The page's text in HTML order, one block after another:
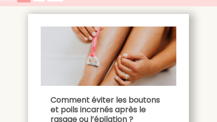
Comment éviter les boutons
et poils incarnés après le
rasage ou l’épilation ?